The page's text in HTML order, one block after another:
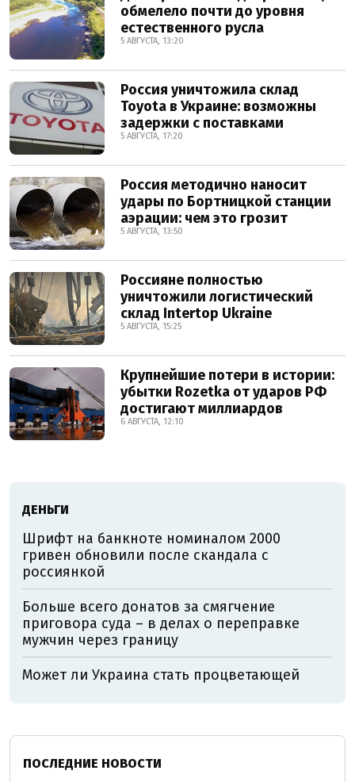
обмелело почти до уровня
естественного русла
5 АВГУСТА, 13:20
Россия уничтожила склад
Toyota в Украине: возможны
задержки с поставками
5 АВГУСТА, 17:20
Россия методично наносит
удары по Бортницкой станции
аэрации: чем это грозит
5 АВГУСТА, 13:50
Россияне полностью
уничтожили логистический
склад Intertop Ukraine
5 АВГУСТА, 15:25
Крупнейшие потери в истории:
убытки Rozetka от ударов РФ
достигают миллиардов
6 АВГУСТА, 12:10
ДЕНЬГИ
Шрифт на банкноте номиналом 2000
гривен обновили после скандала с
россиянкой
Больше всего донатов за смягчение
приговора суда – в делах о переправке
мужчин через границу
Может ли Украина стать процветающей
ПОСЛЕДНИЕ НОВОСТИ